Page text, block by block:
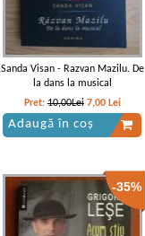
Sanda Visan - Razvan Mazilu. De
la dans la musical
Pret:10,00Lei 7,00 Lei
Adaugă în coș
-35%